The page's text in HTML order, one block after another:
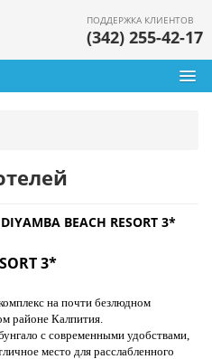
ПОДДЕРЖКА КЛИЕНТОВ
(342) 255-42-17
DIYAMBA BEACH RESORT 3*
3*
на почти безлюдном
районе Калпития.
с современными удобствами,
место для расслабленного